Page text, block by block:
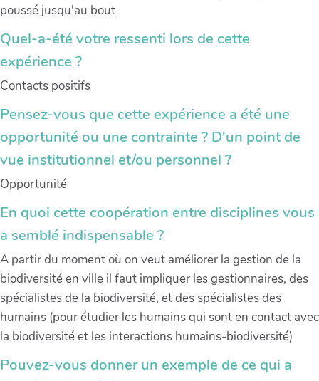
poussé jusqu'au bout
Quel-a-été votre ressenti lors de cette
expérience ?
Contacts positifs
Pensez-vous que cette expérience a été une
opportunité ou une contrainte ? D'un point de
vue institutionnel et/ou personnel ?
Opportunité
En quoi cette coopération entre disciplines vous
a semblé indispensable ?
A partir du moment où on veut améliorer la gestion de la
biodiversité en ville il faut impliquer les gestionnaires, des
spécialistes de la biodiversité, et des spécialistes des
humains (pour étudier les humains qui sont en contact avec
la biodiversité et les interactions humains-biodiversité)
Pouvez-vous donner un exemple de ce qui a